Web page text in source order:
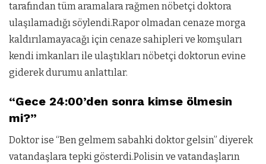
tarafından tüm aramalara rağmen nöbetçi doktora
ulaşılamadığı söylendi.Rapor olmadan cenaze morga
kaldırılamayacağı için cenaze sahipleri ve komşuları
kendi imkanları ile ulaştıkları nöbetçi doktorun evine
giderek durumu anlattılar.
“Gece 24:00’den sonra kimse ölmesin
mi?”
Doktor ise “Ben gelmem sabahki doktor gelsin” diyerek
vatandaşlara tepki gösterdi.Polisin ve vatandaşların